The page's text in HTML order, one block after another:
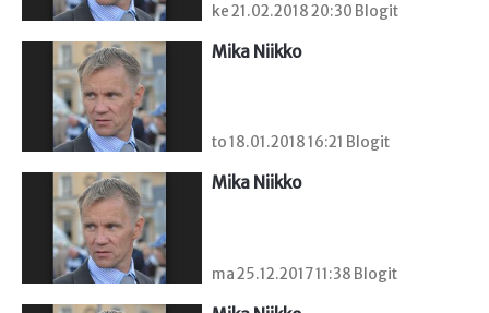
ke 21.02.2018 20:30 Blogit
Mika Niikko
to 18.01.2018 16:21 Blogit
Mika Niikko
ma 25.12.2017 11:38 Blogit